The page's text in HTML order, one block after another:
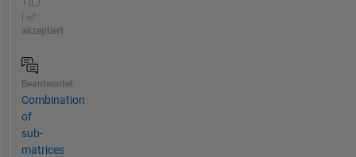
|
akzeptiert
Beantwortet
Combination
of
sub-
matrices